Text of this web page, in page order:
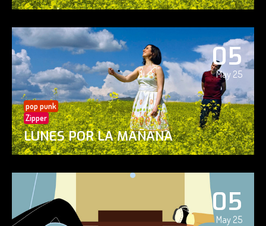
05
May 25
pop punk
Zipper
LUNES POR LA MAÑANA
05
May 25